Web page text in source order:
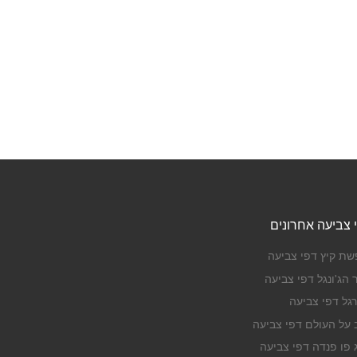
צביעה אחרונים
קיץ דפי צביעה
הג'ונגל דפי צביעה
דפי צביעה
על העולם דפי צביעה
פו פנדה דפי צביעה